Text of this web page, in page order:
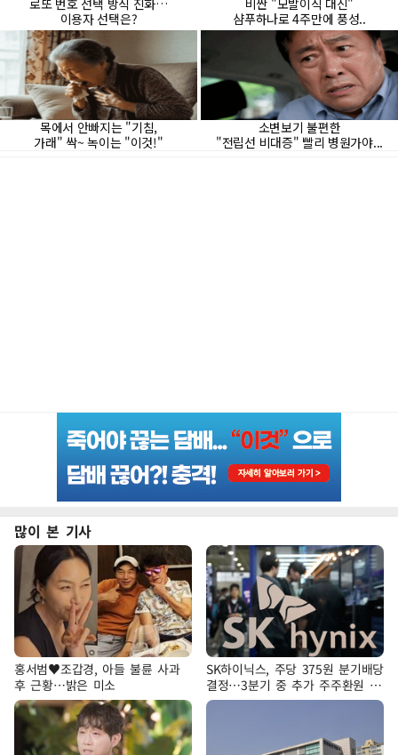
많이 본 기사
홍서범♥조갑경, 아들 불륜 사과
후 근황…밝은 미소
SK하이닉스, 주당 375원 분기배당
결정…3분기 중 추가 주주환원 발
표